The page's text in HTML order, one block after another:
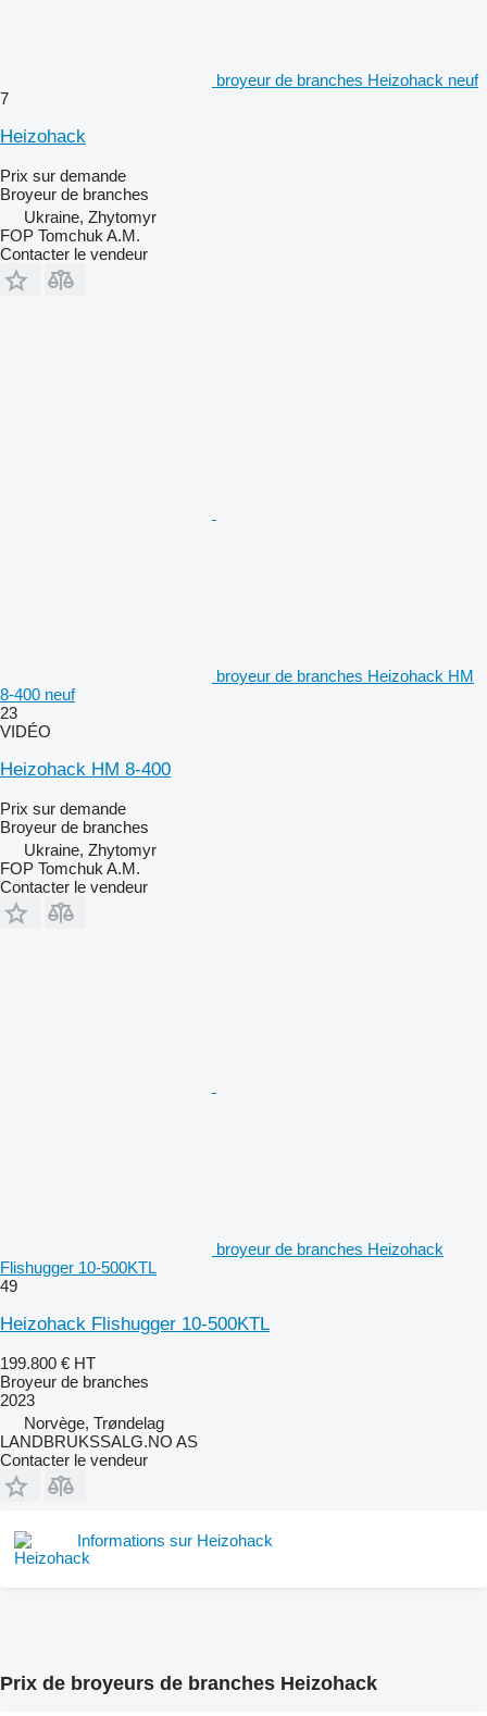
broyeur de branches Heizohack neuf
7
Heizohack
Prix sur demande
Broyeur de branches
Ukraine, Zhytomyr
FOP Tomchuk A.M.
Contacter le vendeur
broyeur de branches Heizohack HM
8-400 neuf
23
VIDÉO
Heizohack HM 8-400
Prix sur demande
Broyeur de branches
Ukraine, Zhytomyr
FOP Tomchuk A.M.
Contacter le vendeur
broyeur de branches Heizohack
Flishugger 10-500KTL
49
Heizohack Flishugger 10-500KTL
199.800 € HT
Broyeur de branches
2023
Norvège, Trøndelag
LANDBRUKSSALG.NO AS
Contacter le vendeur
Informations sur Heizohack
Prix de broyeurs de branches Heizohack